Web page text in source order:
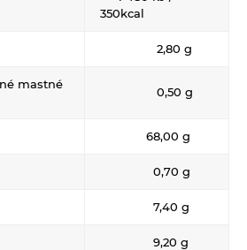
350kcal
2,80 g
mastné
0,50 g
68,00 g
0,70 g
7,40 g
9,20 g